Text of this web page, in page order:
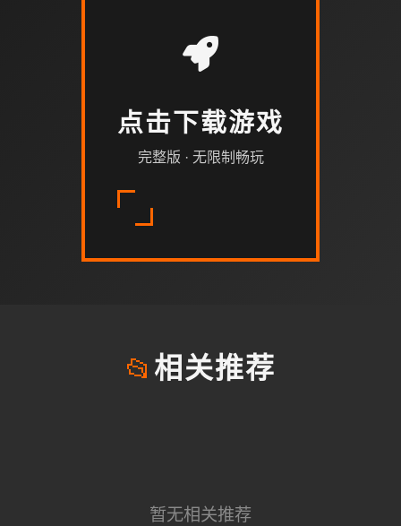
点击下载游戏
完整版 · 无限制畅玩
📂 相关推荐
暂无相关推荐